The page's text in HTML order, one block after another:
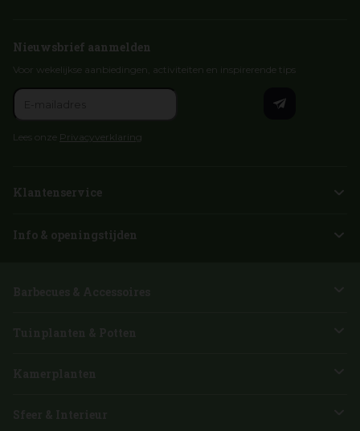
Nieuwsbrief aanmelden
Voor wekelijkse aanbiedingen, activiteiten en inspirerende tips
Lees onze Privacyverklaring
Klantenservice
Info & openingstijden